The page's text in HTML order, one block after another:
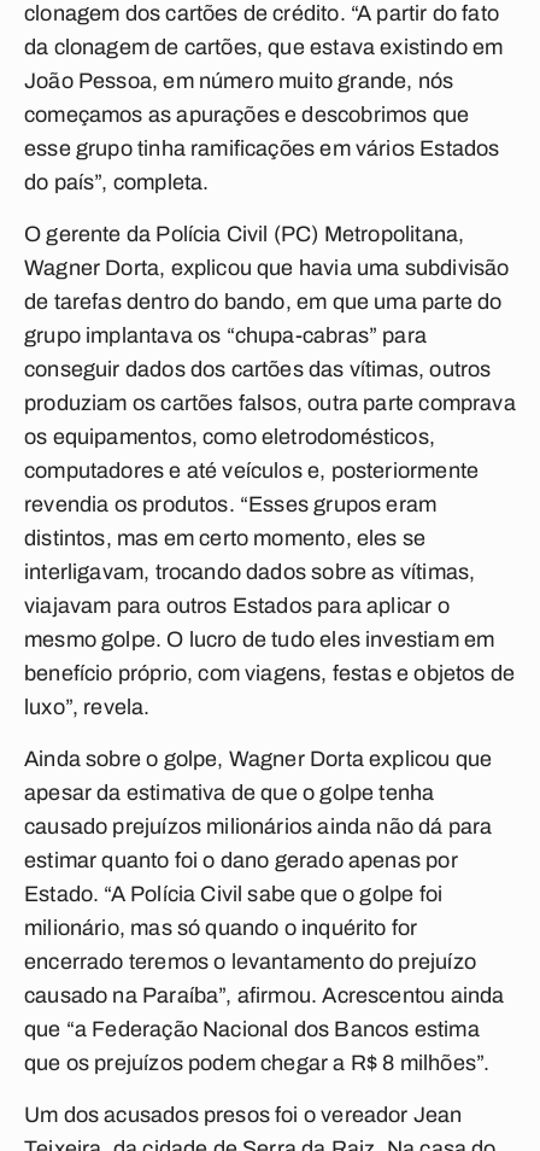
clonagem dos cartões de crédito. “A partir do fato
da clonagem de cartões, que estava existindo em
João Pessoa, em número muito grande, nós
começamos as apurações e descobrimos que
esse grupo tinha ramificações em vários Estados
do país”, completa.
O gerente da Polícia Civil (PC) Metropolitana,
Wagner Dorta, explicou que havia uma subdivisão
de tarefas dentro do bando, em que uma parte do
grupo implantava os “chupa-cabras” para
conseguir dados dos cartões das vítimas, outros
produziam os cartões falsos, outra parte comprava
os equipamentos, como eletrodomésticos,
computadores e até veículos e, posteriormente
revendia os produtos. “Esses grupos eram
distintos, mas em certo momento, eles se
interligavam, trocando dados sobre as vítimas,
viajavam para outros Estados para aplicar o
mesmo golpe. O lucro de tudo eles investiam em
benefício próprio, com viagens, festas e objetos de
luxo”, revela.
Ainda sobre o golpe, Wagner Dorta explicou que
apesar da estimativa de que o golpe tenha
causado prejuízos milionários ainda não dá para
estimar quanto foi o dano gerado apenas por
Estado. “A Polícia Civil sabe que o golpe foi
milionário, mas só quando o inquérito for
encerrado teremos o levantamento do prejuízo
causado na Paraíba”, afirmou. Acrescentou ainda
que “a Federação Nacional dos Bancos estima
que os prejuízos podem chegar a R$ 8 milhões”.
Um dos acusados presos foi o vereador Jean